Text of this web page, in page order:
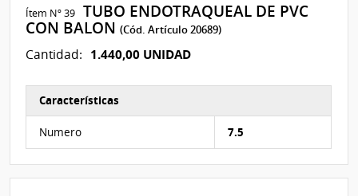
Ítem Nº 39 TUBO ENDOTRAQUEAL DE PVC
CON BALON(Cód. Artículo 20689)
Cantidad: 1.440,00 UNIDAD
Características
Numero 7.5